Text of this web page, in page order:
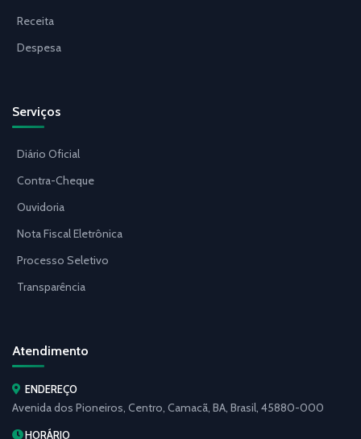
Receita
Despesa
Serviços
Diário Oficial
Contra-Cheque
Ouvidoria
Nota Fiscal Eletrônica
Processo Seletivo
Transparência
Atendimento
ENDEREÇO
Avenida dos Pioneiros, Centro, Camacã, BA, Brasil, 45880-000
HORÁRIO